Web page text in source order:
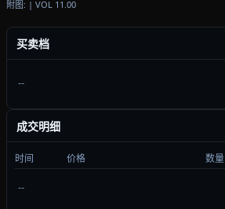
附图: | VOL 11.00
买卖档
--
成交明细
时间 价格 数量
--